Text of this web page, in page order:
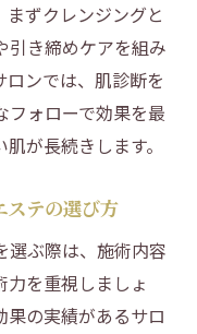
ずクレンジングと
引き締めケアを組み
ンでは、肌診断を
フォローで効果を最
が長続きします。
ステの選び方
選ぶ際は、施術内容
力を重視しましょ
果の実績があるサロ